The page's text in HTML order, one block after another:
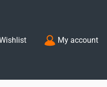
You have 0 wishlist
My account